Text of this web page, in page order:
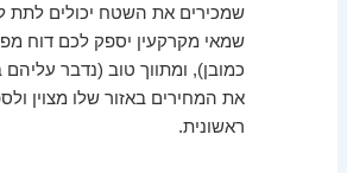
שמכירים את השטח יכולים
שמאי מקרקעין יספק לכם דוח
כמובן), ומתווך טוב (נדבר
את המחירים באזור שלו מצוין
ראשונית.